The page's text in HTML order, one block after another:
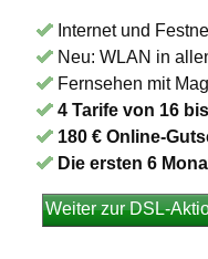
Internet und
Neu: WLAN in
Fernsehen mit
4 Tarife von 16
180 € Online-
Die ersten 6
Weiter zur DSL-